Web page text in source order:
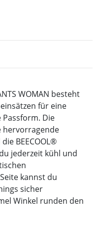
WOMAN besteht
für eine
Die
hervorragende
BEECOOL®
jederzeit kühl und
kannst du
sicher
Winkel runden den